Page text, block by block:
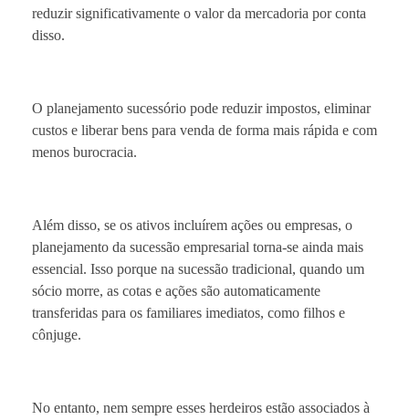
reduzir significativamente o valor da mercadoria por conta
disso.
O planejamento sucessório pode reduzir impostos, eliminar
custos e liberar bens para venda de forma mais rápida e com
menos burocracia.
Além disso, se os ativos incluírem ações ou empresas, o
planejamento da sucessão empresarial torna-se ainda mais
essencial. Isso porque na sucessão tradicional, quando um
sócio morre, as cotas e ações são automaticamente
transferidas para os familiares imediatos, como filhos e
cônjuge.
No entanto, nem sempre esses herdeiros estão associados à